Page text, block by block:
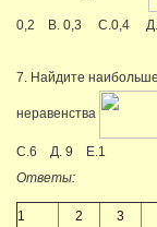
0,2 В. 0,3 С.0,4 Д.
7. Найдите
неравенства
С.6 Д. 9 Е.1
Ответы:
1 2 3